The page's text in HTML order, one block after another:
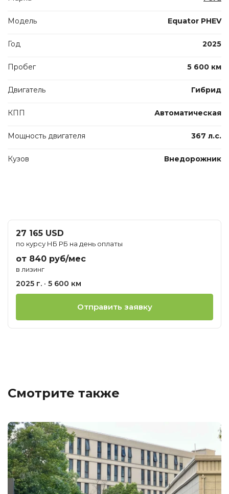
Модель Equator PHEV
Год 2025
Пробег 5 600 км
Двигатель Гибрид
КПП Автоматическая
Мощность двигателя 367 л.с.
Кузов Внедорожник
27 165 USD
по курсу НБ РБ на день оплаты
от 840 руб/мес
в лизинг
2025 г. · 5 600 км
Отправить заявку
Смотрите также